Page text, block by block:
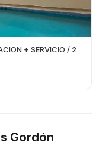
/ 2
Gordón